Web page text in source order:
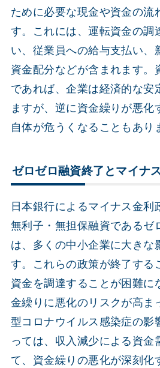
ために必要な現金や資金の流
す。これには、運転資金の調
い、従業員への給与支払い、
資金配分などが含まれます。
であれば、企業は経済的な安
ますが、逆に資金繰りが悪化
自体が危うくなることもあり
ゼロゼロ融資終了とマイナ
日本銀行によるマイナス金利
無利子・無担保融資であるゼ
は、多くの中小企業に大きな
す。これらの政策が終了する
資金を調達することが困難に
金繰りに悪化のリスクが高ま
型コロナウイルス感染症の影
っては、収入減少による資金
て、資金繰りの悪化が深刻化